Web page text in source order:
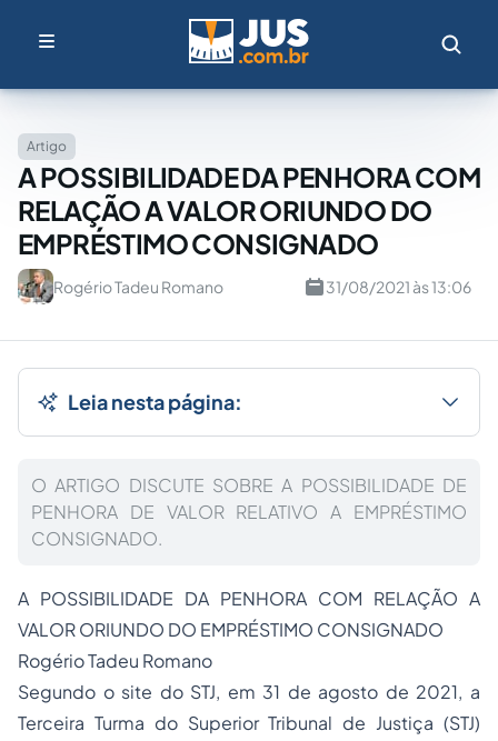
Artigo
A POSSIBILIDADE DA PENHORA COM
RELAÇÃO A VALOR ORIUNDO DO
EMPRÉSTIMO CONSIGNADO
Rogério Tadeu Romano 31/08/2021 às 13:06
Leia nesta página:
O ARTIGO DISCUTE SOBRE A POSSIBILIDADE DE
PENHORA DE VALOR RELATIVO A EMPRÉSTIMO
CONSIGNADO.
A POSSIBILIDADE DA PENHORA COM RELAÇÃO A
VALOR ORIUNDO DO EMPRÉSTIMO CONSIGNADO
Rogério Tadeu Romano
Segundo o site do STJ, em 31 de agosto de 2021, a
Terceira Turma do Superior Tribunal de Justiça (STJ)